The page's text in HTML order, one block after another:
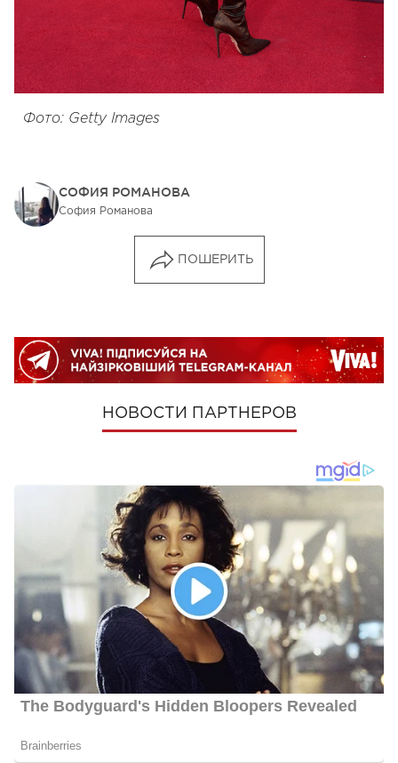
Фото: Getty Images
СОФИЯ РОМАНОВА
София Романова
ПОШЕРИТЬ
НОВОСТИ ПАРТНЕРОВ